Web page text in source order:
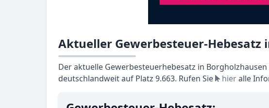
Aktueller Gewerbesteuer-Hebesatz
Der aktuelle Gewerbesteuerhebesatz in
deutschlandweit auf Platz 9.663. Rufen Sie
hieralle